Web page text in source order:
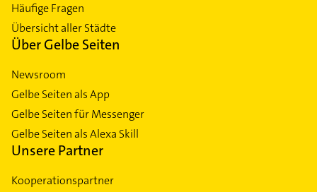
Häufige Fragen
Übersicht aller Städte
Über Gelbe Seiten
Newsroom
Gelbe Seiten als App
Gelbe Seiten für Messenger
Gelbe Seiten als Alexa Skill
Unsere Partner
Kooperationspartner